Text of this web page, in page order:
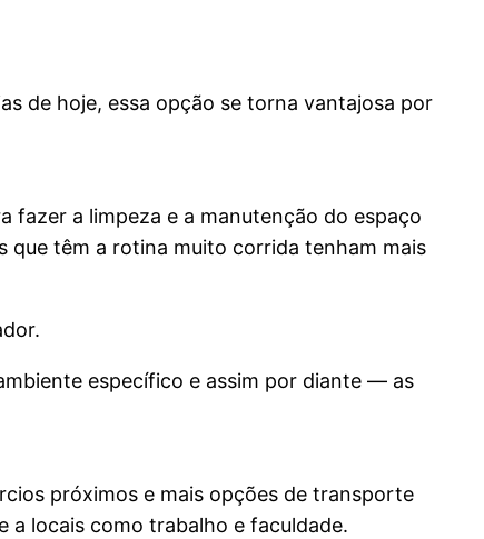
de hoje, essa opção se torna vantajosa por
a limpeza e a manutenção do espaço
que têm a rotina muito corrida tenham mais
específico e assim por diante — as
próximos e mais opções de transporte
a locais como trabalho e faculdade.